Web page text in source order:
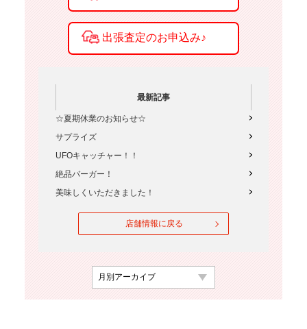
最新記事
☆夏期休業のお知らせ☆
サプライズ
UFOキャッチャー！！
絶品バーガー！
美味しくいただきました！
店舗情報に戻る